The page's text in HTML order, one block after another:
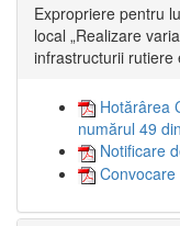
Expropriere pentru
local „Realizare
infrastructurii rutiere
Hotărârea
numărul 49
Notificare
Convocare